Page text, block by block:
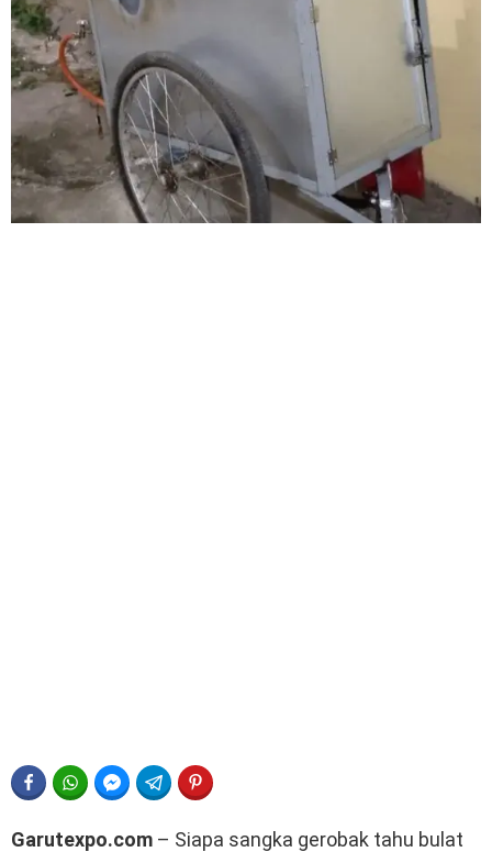
FACEBOOKWHATSAPPFACEBOOK MESSENGER
TELEGRAM
Garutexpo.com – Siapa sangka gerobak tahu bulat